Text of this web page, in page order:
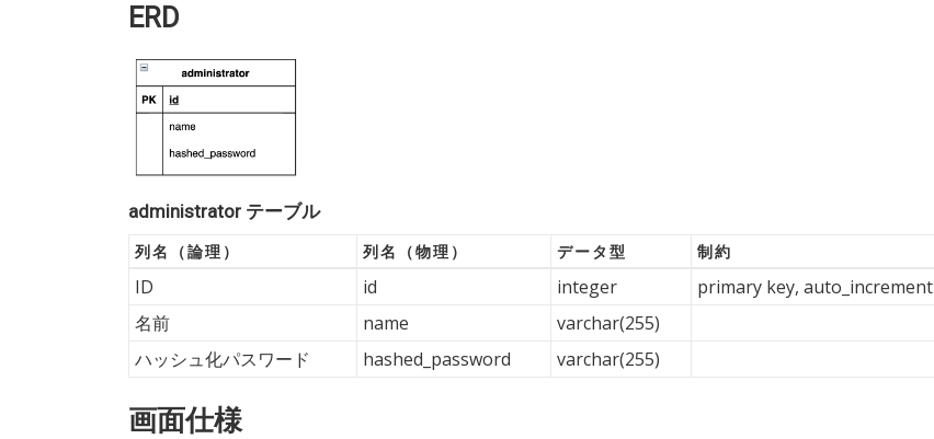
ERD
administrator テーブル
列名（論理） 列名（物理） データ型 制約
ID id integer
primary key, auto_increment
名前
name
varchar(255)
ハッシュ化パスワード
hashed_password varchar(255)
画面仕様